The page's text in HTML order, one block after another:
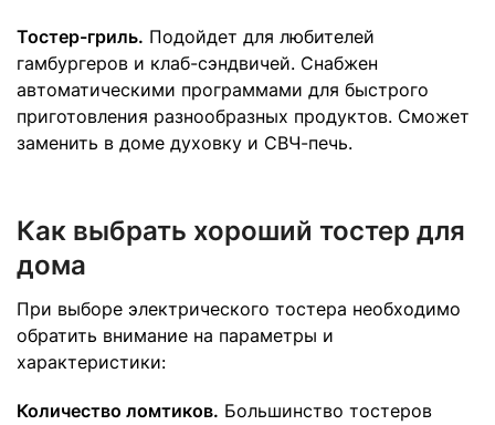
Тостер-гриль. Подойдет для любителей
гамбургеров и клаб-сэндвичей. Снабжен
автоматическими программами для быстрого
приготовления разнообразных продуктов. Сможет
заменить в доме духовку и СВЧ-печь.
Как выбрать хороший тостер для
дома
При выборе электрического тостера необходимо
обратить внимание на параметры и
характеристики:
Количество ломтиков. Большинство тостеров